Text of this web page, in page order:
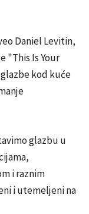
Daniel Levitin,
"This Is Your
kod kuće
glazbu u
i raznim
i utemeljeni na